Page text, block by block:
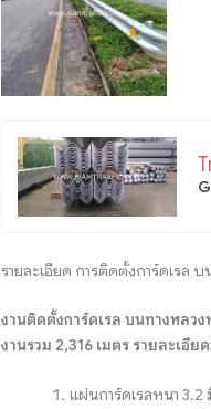
รายละเอียด การติดตั้งการ์ดเรล
งานติดตั้งการ์ดเรล บนทางหลว
งานรวม 2,316 เมตร รายละเอีย
แผ่นการ์ดเรลหนา 3.2